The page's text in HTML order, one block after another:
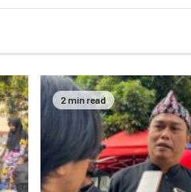
2 min read